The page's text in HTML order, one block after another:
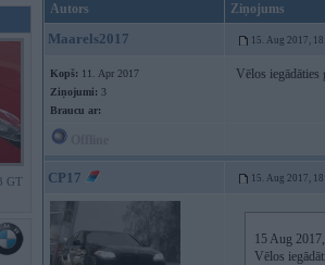
GT
Autors Ziņojums
Maarels2017 15. Aug 2017,
Kopš: 11. Apr 2017
Ziņojumi: 3
Braucu ar:
Vēlos
CP17 15. Aug 2017,
15 Aug
Vēlos